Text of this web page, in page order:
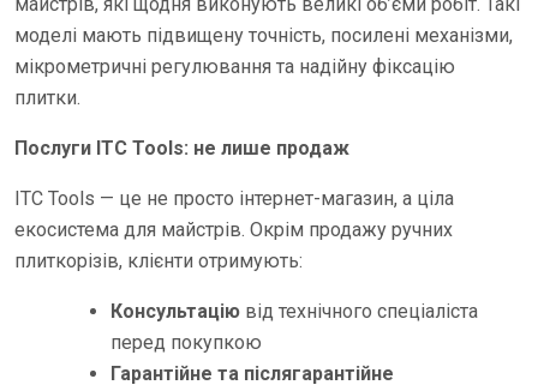
моделі мають підвищену точність, посилені механізми,
мікрометричні регулювання та надійну фіксацію
плитки.
Послуги ITC Tools: не лише продаж
ITC Tools — це не просто інтернет-магазин, а ціла
екосистема для майстрів. Окрім продажу ручних
плиткорізів, клієнти отримують:
Консультацію від технічного спеціаліста
перед покупкою
Гарантійне та післягарантійне